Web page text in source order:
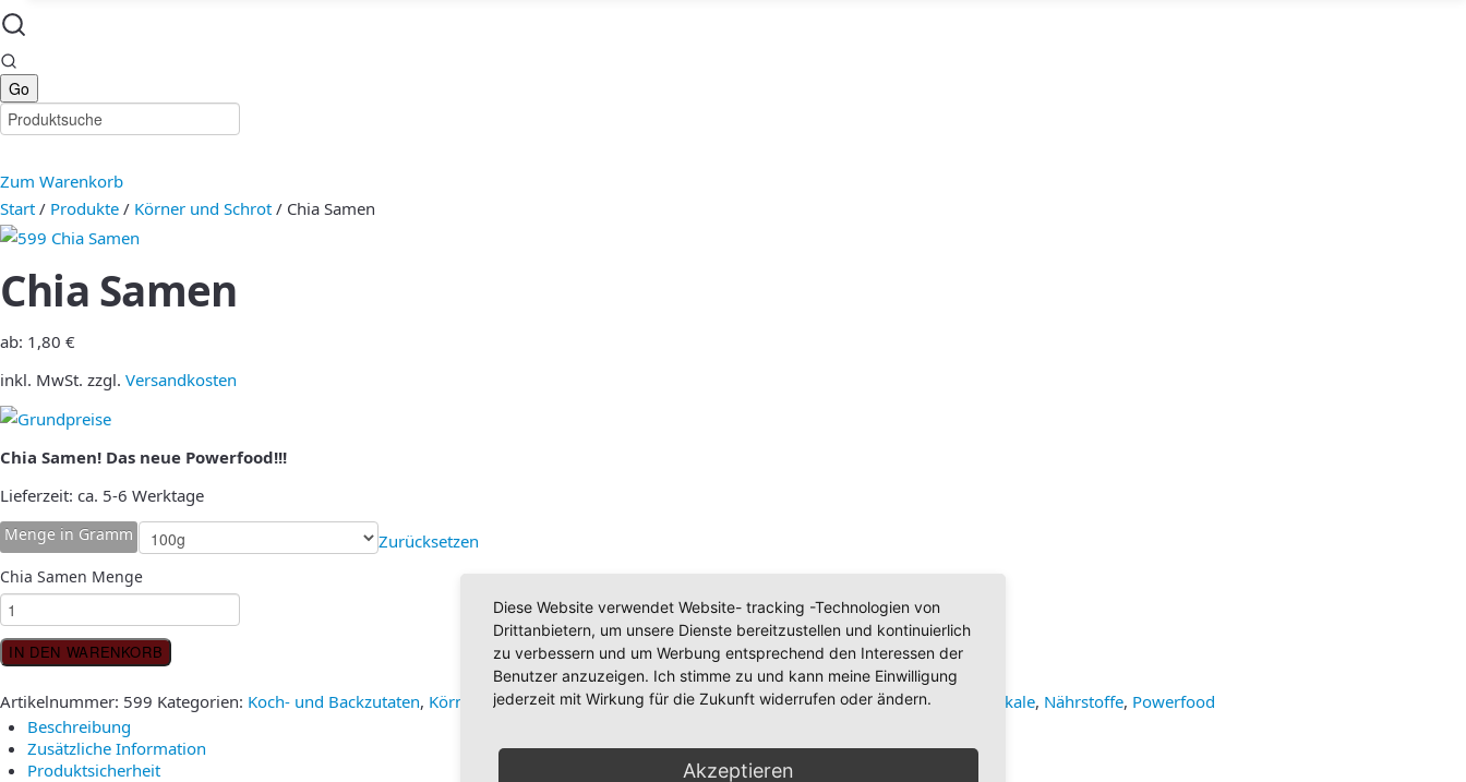
Zum Warenkorb
Start / Produkte / Körner und Schrot / Chia Samen
Chia Samen
ab: 1,80 €
inkl. MwSt. zzgl. Versandkosten
Chia Samen! Das neue Powerfood!!!
Lieferzeit: ca. 5-6 Werktage
Menge in Gramm Zurücksetzen
Chia Samen Menge
IN DEN WARENKORB
Artikelnummer: 599 Kategorien: Koch- und Backzutaten, Körner und Schrot Schlagwörter:Antioxidantien,Chia Samen,Diät, freie Redikale, Nährstoffe, Powerfood
Beschreibung
Zusätzliche Information
Produktsicherheit
Diese Website verwendet Website- tracking -Technologien von
Drittanbietern, um unsere Dienste bereitzustellen und kontinuierlich
zu verbessern und um Werbung entsprechend den Interessen der
Benutzer anzuzeigen. Ich stimme zu und kann meine Einwilligung
jederzeit mit Wirkung für die Zukunft widerrufen oder ändern.
Akzeptieren